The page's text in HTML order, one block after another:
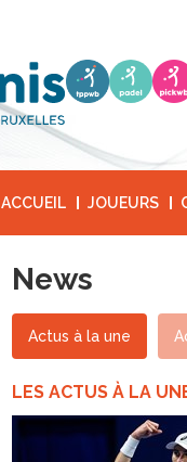
ACCUEIL JOUEURS
News
Actus à la une
LES ACTUS À LA